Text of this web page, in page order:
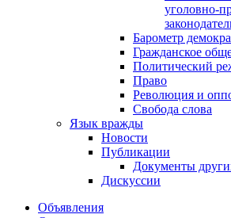
уголовно-
Барометр
Гражданское
Политический
Право
Революция и
Свобода слова
Язык вражды
Новости
Публикации
Документы
Дискуссии
Объявления